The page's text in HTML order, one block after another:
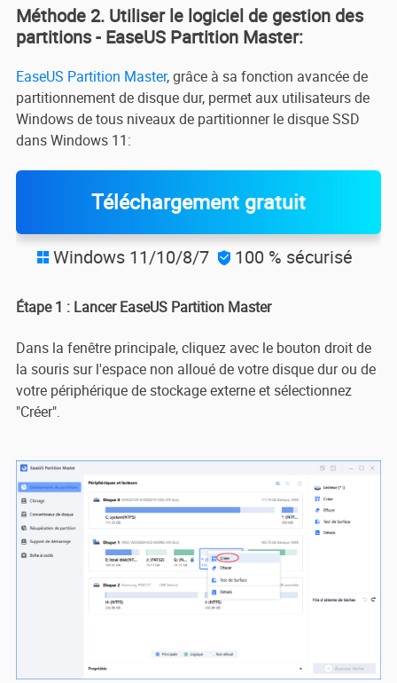
Méthode 2. Utiliser le logiciel de gestion des
partitions - EaseUS Partition Master:
EaseUS Partition Master, grâce à sa fonction avancée de
partitionnement de disque dur, permet aux utilisateurs de
Windows de tous niveaux de partitionner le disque SSD
dans Windows 11:
Téléchargement gratuit
 Windows 11/10/8/7  100 % sécurisé
Étape 1 : Lancer EaseUS Partition Master
Dans la fenêtre principale, cliquez avec le bouton droit de
la souris sur l'espace non alloué de votre disque dur ou de
votre périphérique de stockage externe et sélectionnez
"Créer".